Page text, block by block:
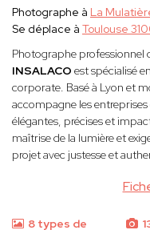
Photographe à La
Se déplace à Toulouse
Photographe professionnel
INSALACO est spécialisé
corporate. Basé à Lyon et
accompagne les
élégantes, précises et
maîtrise de la lumière et
projet avec justesse et
8 types de